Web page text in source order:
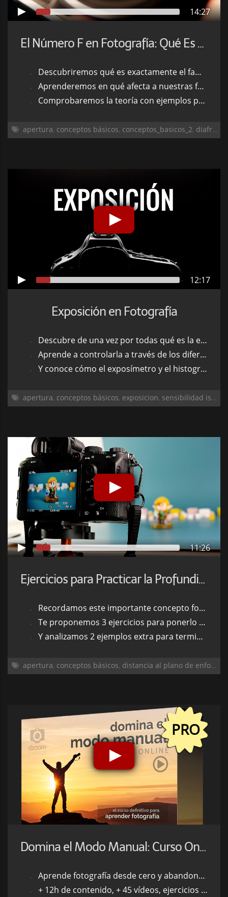
14:27
El Número F en Fotografía: Qué Es y Cómo Afecta a Nuestras Imágenes
Descubriremos qué es exactamente el famoso número F
Aprenderemos en qué afecta a nuestras fotografías
Comprobaremos la teoría con ejemplos prácticos
apertura, conceptos básicos, conceptos_basicos_2, diafragma
12:17
Exposición en Fotografía
Descubre de una vez por todas qué es la exposición
Aprende a controlarla a través de los diferentes parámetros
Y conoce cómo el exposímetro y el histograma pueden ayudarte
apertura, conceptos básicos, exposicion, sensibilidad iso ,
11:26
Ejercicios para Practicar la Profundidad de Campo
Recordamos este importante concepto fotográfico
Te proponemos 3 ejercicios para ponerlo en práctica
Y analizamos 2 ejemplos extra para terminar de comprenderlo
apertura, conceptos básicos, distancia al plano de enfoque
PRO
Domina el Modo Manual: Curso Online
Aprende fotografía desde cero y abandona por fin el modo automático
+ 12h de contenido, + 45 vídeos, ejercicios y tests de evaluación